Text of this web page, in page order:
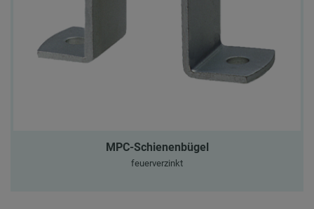
MPC-Schienenbügel
feuerverzinkt